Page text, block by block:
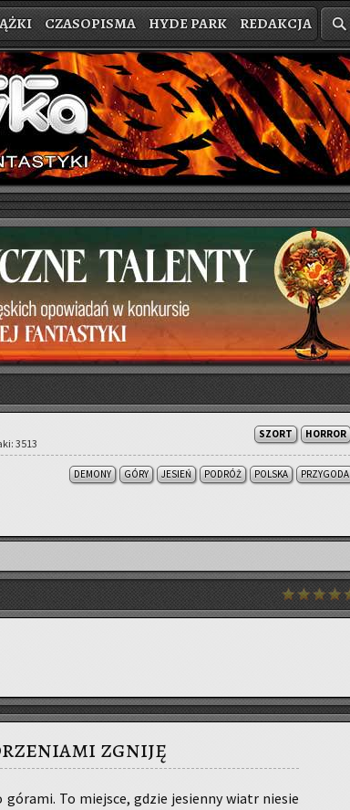
CZASOPISMA HYDE PARK REDAKCJA
SZORT HORROR
3513
DEMONY GÓRY JESIEŃ PODRÓŻ POLSKA PRZYGODA
zgniję
To miej­sce, gdzie je­sien­ny wiatr nie­sie